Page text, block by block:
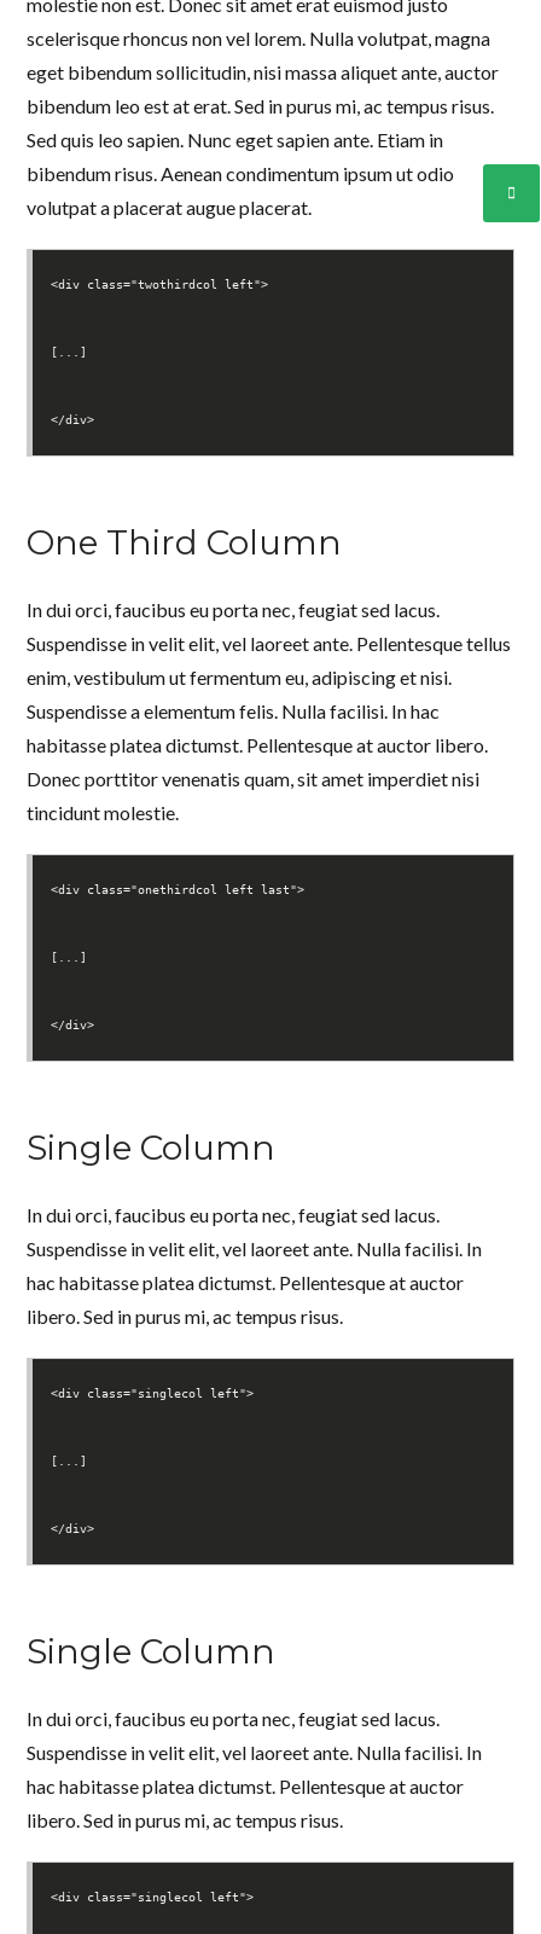
scelerisque rhoncus non vel lorem. Nulla volutpat, magna
eget bibendum sollicitudin, nisi massa aliquet ante, auctor
bibendum leo est at erat. Sed in purus mi, ac tempus risus.
Sed quis leo sapien. Nunc eget sapien ante. Etiam in
bibendum risus. Aenean condimentum ipsum ut odio
volutpat a placerat augue placerat.
<div class="twothirdcol left">
[...]
</div>
One Third Column
In dui orci, faucibus eu porta nec, feugiat sed lacus.
Suspendisse in velit elit, vel laoreet ante. Pellentesque tellus
enim, vestibulum ut fermentum eu, adipiscing et nisi.
Suspendisse a elementum felis. Nulla facilisi. In hac
habitasse platea dictumst. Pellentesque at auctor libero.
Donec porttitor venenatis quam, sit amet imperdiet nisi
tincidunt molestie.
<div class="onethirdcol left last">
[...]
</div>
Single Column
In dui orci, faucibus eu porta nec, feugiat sed lacus.
Suspendisse in velit elit, vel laoreet ante. Nulla facilisi. In
hac habitasse platea dictumst. Pellentesque at auctor
libero. Sed in purus mi, ac tempus risus.
<div class="singlecol left">
[...]
</div>
Single Column
In dui orci, faucibus eu porta nec, feugiat sed lacus.
Suspendisse in velit elit, vel laoreet ante. Nulla facilisi. In
hac habitasse platea dictumst. Pellentesque at auctor
libero. Sed in purus mi, ac tempus risus.
<div class="singlecol left">